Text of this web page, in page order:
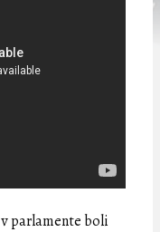
parlamente boli